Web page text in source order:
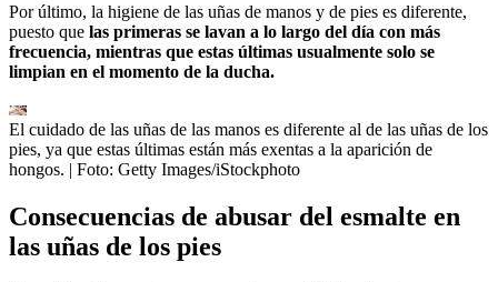
Por último, la higiene de las uñas de manos y de pies es diferente,
puesto que las primeras se lavan a lo largo del día con más
frecuencia, mientras que estas últimas usualmente solo se
limpian en el momento de la ducha.
El cuidado de las uñas de las manos es diferente al de las uñas de los
pies, ya que estas últimas están más exentas a la aparición de
hongos. | Foto: Getty Images/iStockphoto
Consecuencias de abusar del esmalte en
las uñas de los pies